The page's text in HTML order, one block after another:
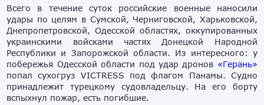
Всего в течение суток российские военные наносили
удары по целям в Сумской, Черниговской, Харьковской,
Днепропетровской, Одесской областях, оккупированных
украинскими войсками частях Донецкой Народной
Республики и Запорожской области. Из интересного: у
побережья Одесской области под удар дронов «Герань»
попал сухогруз VICTRESS под флагом Панамы. Судно
принадлежит турецкому судовладельцу. На его борту
вспыхнул пожар, есть погибшие.